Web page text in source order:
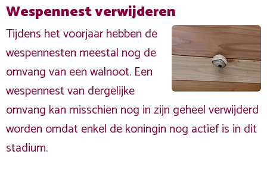
Wespennest verwijderen
Tijdens het voorjaar hebben de
wespennesten meestal nog de
omvang van een walnoot. Een
wespennest van dergelijke
omvang kan misschien nog in zijn geheel verwijderd
worden omdat enkel de koningin nog actief is in dit
stadium.